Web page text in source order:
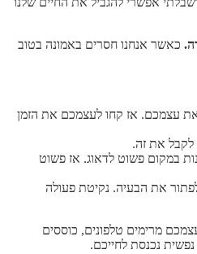
כאשר אנחנו חסרים באמונה בטוב
את עצמכם. אז קחו לעצמכם את הזמן
לקבל את זה.
במקום פשוט לדאוג. אז פשוט
את הבעיה. נקיטת פעולה
מרימים טלפונים, כוססים
נכנסת לחייכם.